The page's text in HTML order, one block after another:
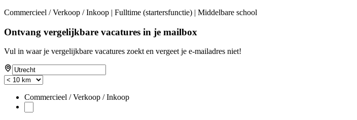
Commercieel / Verkoop / Inkoop | Fulltime (startersfunctie) | Middelbare school
Ontvang vergelijkbare vacatures in je mailbox
Vul in waar je vergelijkbare vacatures zoekt en vergeet je e-mailadres niet!
Commercieel / Verkoop / Inkoop